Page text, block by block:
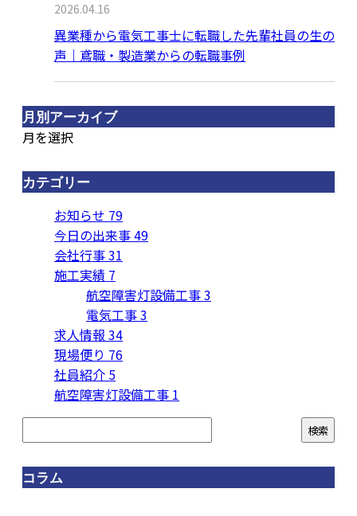
2026.04.16
異業種から電気工事士に転職した先輩社員の生の
声｜鳶職・製造業からの転職事例
月別アーカイブ
月を選択
カテゴリー
お知らせ 79
今日の出来事49
会社行事31
施工実績 7
航空障害灯設備工事3
電気工事3
求人情報 34
現場便り 76
社員紹介 5
航空障害灯設備工事 1
コラム